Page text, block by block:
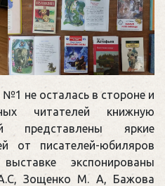
№1 не осталась в стороне и
читателей книжную
представлены яркие
от писателей-юбиляров
экспонированы
Зощенко М. А, Бажова